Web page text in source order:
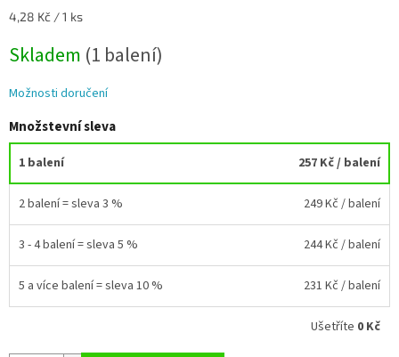
Měrná
4,28 Kč / 1 ks
Skladem (1 balení)
Možnosti doručení
Množstevní sleva
1 balení 257 Kč/ balení
2 balení = sleva 3 % 249 Kč / balení
3 - 4 balení = sleva 5 % 244 Kč / balení
5 a více balení = sleva 10 % 231 Kč / balení
Ušetříte 0 Kč